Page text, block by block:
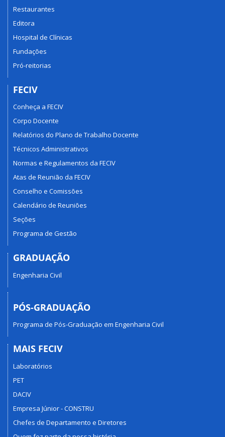
Restaurantes
Editora
Hospital de Clínicas
Fundações
Pró-reitorias
FECIV
Conheça a FECIV
Corpo Docente
Relatórios do Plano de Trabalho Docente
Técnicos Administrativos
Normas e Regulamentos da FECIV
Atas de Reunião da FECIV
Conselho e Comissões
Calendário de Reuniões
Seções
Programa de Gestão
GRADUAÇÃO
Engenharia Civil
PÓS-GRADUAÇÃO
Programa de Pós-Graduação em Engenharia Civil
MAIS FECIV
Laboratórios
PET
DACIV
Empresa Júnior - CONSTRU
Chefes de Departamento e Diretores